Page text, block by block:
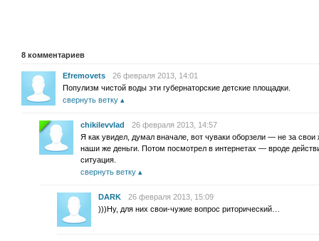
8 комментариев
Efremovets
26 февраля 2013, 14:01
Популизм чистой воды эти губернаторские детские площадки.
свернуть ветку
chikilevvlad
26 февраля 2013, 14:57
Я как увидел, думал вначале, вот чуваки оборзели — не за свои
наши же деньги. Потом посмотрел в интернетах — вроде
ситуация.
свернуть ветку
DARK
26 февраля 2013, 15:09
)))Ну, для них свои-чужие вопрос риторический…